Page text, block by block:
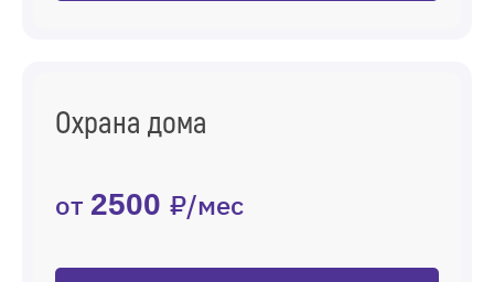
Охрана дома
от 2500 ₽/мес